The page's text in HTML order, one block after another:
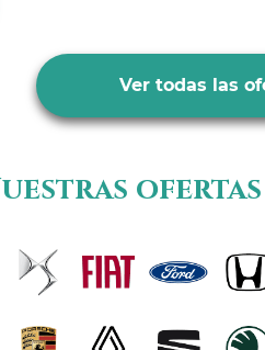
Ver todas las